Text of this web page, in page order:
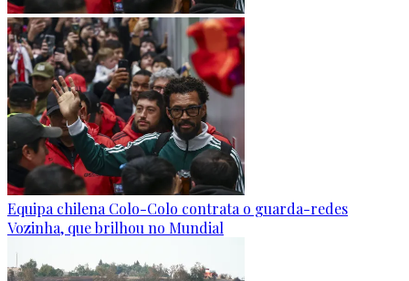
Equipa chilena Colo-Colo contrata o guarda-redes
Vozinha, que brilhou no Mundial